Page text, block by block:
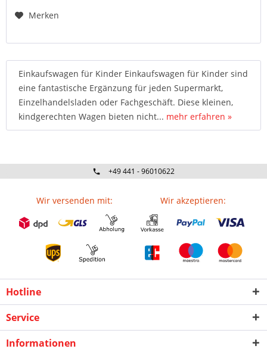
Merken
Einkaufswagen für Kinder Einkaufswagen für Kinder sind
eine fantastische Ergänzung für jeden Supermarkt,
Einzelhandelsladen oder Fachgeschäft. Diese kleinen,
kindgerechten Wagen bieten nicht... mehr erfahren »
+49 441 - 96010622
Wir versenden mit: Wir akzeptieren:
Hotline
Service
Informationen